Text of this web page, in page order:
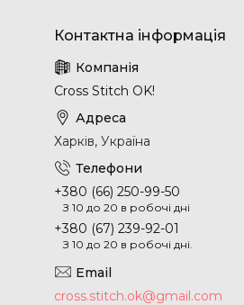
Cross Stitch OK!
Харків, Україна
+380 (66) 250-99-50
З 10 до 20 в робочі дні
+380 (67) 239-92-01
З 10 до 20 в робочі дні.
cross.stitch.ok@gmail.com